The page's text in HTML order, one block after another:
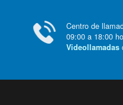
Centro de
09:00 a 18:00
Videollamadas